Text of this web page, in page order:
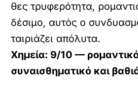
θες τρυφερότητα,
δέσιμο, αυτός ο
ταιριάζει απόλυτα.
Χημεία: 9/10 —
συναισθηματικό και